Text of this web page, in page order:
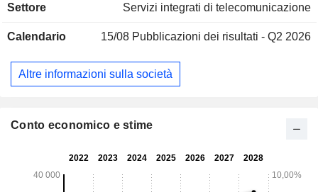
operazioni e alla manutenzione nel settore delle tecnologie
principalmente in reti locali, reti metropolitane e reti
mercato interno e sui mercati esteri.
Settore Servizi integrati di telecomunicazione
Calendario 15/08 Pubblicazioni dei risultati - Q2 2026
Altre informazioni sulla società
Conto economico e stime